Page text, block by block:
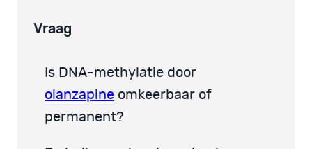
Vraag
Is DNA-methylatie door
olanzapine omkeerbaar of
permanent?